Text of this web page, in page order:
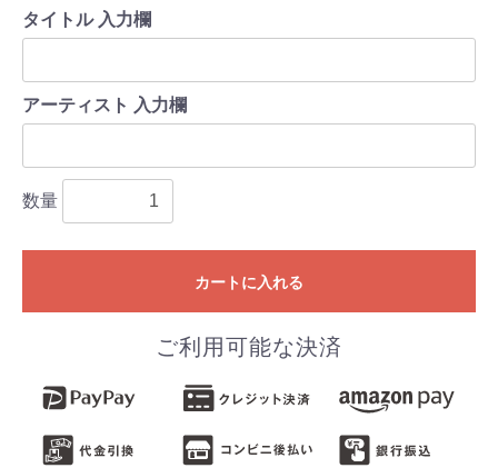
タイトル 入力欄
アーティスト 入力欄
数量
カートに入れる
ご利用可能な決済